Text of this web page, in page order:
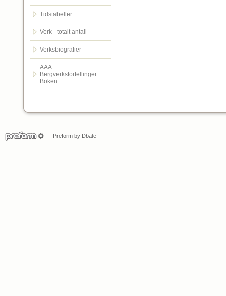
Tidstabeller
Verk - totalt antall
Verksbiografier
AAA
Bergverksfortellinger.
Boken
Preform by Dbate